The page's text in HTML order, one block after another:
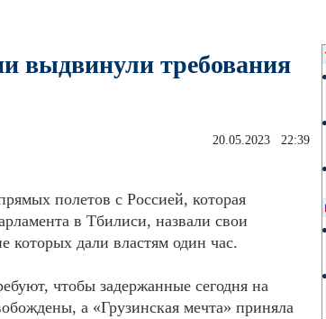
выдвинули требования
20.05.2023 22:39
полетов с Россией, которая
в Тбилиси, назвали свои
которых дали властям один час.
чтобы задержанные сегодня на
а «Грузинская мечта» приняла